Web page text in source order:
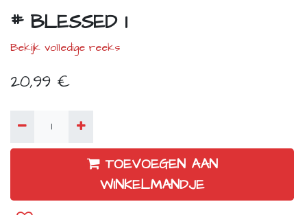
# BLESSED 1
Bekijk volledige reeks
20,99 €
TOEVOEGEN AAN
WINKELMANDJE